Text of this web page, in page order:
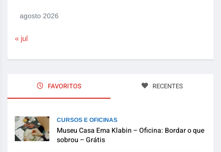
agosto 2026
« jul
FAVORITOS RECENTES
CURSOS E OFICINAS
Museu Casa Ema Klabin – Oficina: Bordar o que
sobrou – Grátis